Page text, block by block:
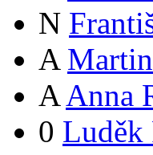
N
A
A Anna
0 Luděk